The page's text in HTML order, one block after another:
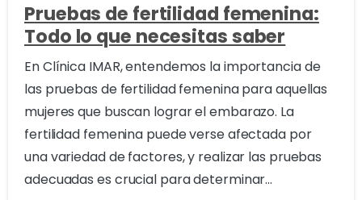
Pruebas de fertilidad femenina:
Todo lo que necesitas saber
En Clínica IMAR, entendemos la importancia de
las pruebas de fertilidad femenina para aquellas
mujeres que buscan lograr el embarazo. La
fertilidad femenina puede verse afectada por
una variedad de factores, y realizar las pruebas
adecuadas es crucial para determinar...